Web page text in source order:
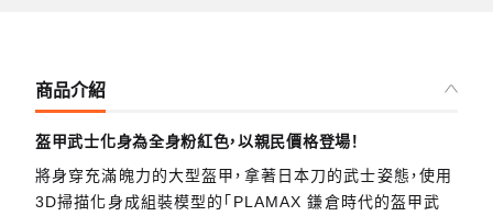
商品介紹
盔甲武士化身為全身粉紅色，以親民價格登場！
將身穿充滿魄力的大型盔甲，拿著日本刀的武士姿態，使用
3D掃描化身成組裝模型的「PLAMAX 鎌倉時代的盔甲武